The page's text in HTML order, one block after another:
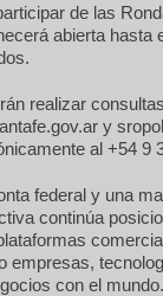
de las
abierta hasta
realizar
y
al +54 9
federal y una
continúa
empresas,
con el mundo.